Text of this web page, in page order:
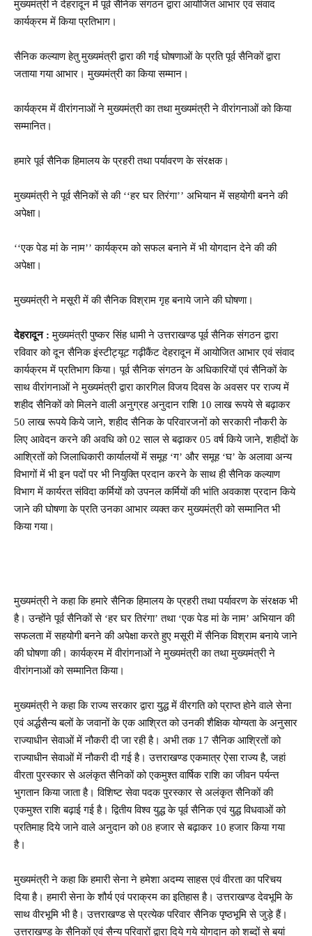
मुख्यमंत्री ने देहरादून में पूर्व सैनिक संगठन द्वारा आयोजित आभार एवं संवाद
कार्यक्रम में किया प्रतिभाग।
सैनिक कल्याण हेतु मुख्यमंत्री द्वारा की गई घोषणाओं के प्रति पूर्व सैनिकों द्वारा
जताया गया आभार। मुख्यमंत्री का किया सम्मान।
कार्यक्रम में वीरांगनाओं ने मुख्यमंत्री का तथा मुख्यमंत्री ने वीरांगनाओं को किया
सम्मानित।
हमारे पूर्व सैनिक हिमालय के प्रहरी तथा पर्यावरण के संरक्षक।
मुख्यमंत्री ने पूर्व सैनिकों से की ‘‘हर घर तिरंगा’’ अभियान में सहयोगी बनने की
अपेक्षा।
‘‘एक पेड मां के नाम’’ कार्यक्रम को सफल बनाने में भी योगदान देने की की
अपेक्षा।
मुख्यमंत्री ने मसूरी में की सैनिक विश्राम गृह बनाये जाने की घोषणा।
देहरादून : मुख्यमंत्री पुष्कर सिंह धामी ने उत्तराखण्ड पूर्व सैनिक संगठन द्वारा
रविवार को दून सैनिक इंस्टीट्यूट गढ़ीकैंट देहरादून में आयोजित आभार एवं संवाद
कार्यक्रम में प्रतिभाग किया। पूर्व सैनिक संगठन के अधिकारियों एवं सैनिकों के
साथ वीरांगनाओं ने मुख्यमंत्री द्वारा कारगिल विजय दिवस के अवसर पर राज्य में
शहीद सैनिकों को मिलने वाली अनुग्रह अनुदान राशि 10 लाख रूपये से बढ़ाकर
50 लाख रूपये किये जाने, शहीद सैनिक के परिवारजनों को सरकारी नौकरी के
लिए आवेदन करने की अवधि को 02 साल से बढ़ाकर 05 वर्ष किये जाने, शहीदों के
आश्रितों को जिलाधिकारी कार्यालयों में समूह ‘ग’ और समूह ‘घ’ के अलावा अन्य
विभागों में भी इन पदों पर भी नियुक्ति प्रदान करने के साथ ही सैनिक कल्याण
विभाग में कार्यरत संविदा कर्मियों को उपनल कर्मियों की भांति अवकाश प्रदान किये
जाने की घोषणा के प्रति उनका आभार व्यक्त कर मुख्यमंत्री को सम्मानित भी
किया गया।
मुख्यमंत्री ने कहा कि हमारे सैनिक हिमालय के प्रहरी तथा पर्यावरण के संरक्षक भी
है। उन्होंने पूर्व सैनिकों से ‘हर घर तिरंगा’ तथा ‘एक पेड मां के नाम’ अभियान की
सफलता में सहयोगी बनने की अपेक्षा करते हुए मसूरी में सैनिक विश्राम बनाये जाने
की घोषणा की। कार्यक्रम में वीरांगनाओं ने मुख्यमंत्री का तथा मुख्यमंत्री ने
वीरांगनाओं को सम्मानित किया।
मुख्यमंत्री ने कहा कि राज्य सरकार द्वारा युद्ध में वीरगति को प्राप्त होने वाले सेना
एवं अर्द्धसैन्य बलों के जवानों के एक आश्रित को उनकी शैक्षिक योग्यता के अनुसार
राज्याधीन सेवाओं में नौकरी दी जा रही है। अभी तक 17 सैनिक आश्रितों को
राज्याधीन सेवाओं में नौकरी दी गई है। उत्तराखण्ड एकमात्र ऐसा राज्य है, जहां
वीरता पुरस्कार से अलंकृत सैनिकों को एकमुश्त वार्षिक राशि का जीवन पर्यन्त
भुगतान किया जाता है। विशिष्ट सेवा पदक पुरस्कार से अलंकृत सैनिकों की
एकमुश्त राशि बढ़ाई गई है। द्वितीय विश्व युद्ध के पूर्व सैनिक एवं युद्ध विधवाओं को
प्रतिमाह दिये जाने वाले अनुदान को 08 हजार से बढ़ाकर 10 हजार किया गया
है।
मुख्यमंत्री ने कहा कि हमारी सेना ने हमेशा अदम्य साहस एवं वीरता का परिचय
दिया है। हमारी सेना के शौर्य एवं पराक्रम का इतिहास है। उत्तराखण्ड देवभूमि के
साथ वीरभूमि भी है। उत्तराखण्ड से प्रत्येक परिवार सैनिक पृष्ठभूमि से जुड़े हैं।
उत्तराखण्ड के सैनिकों एवं सैन्य परिवारों द्वारा दिये गये योगदान को शब्दों से बयां